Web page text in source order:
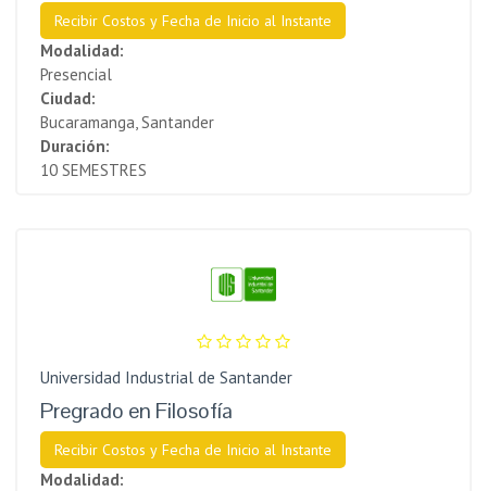
Recibir Costos y Fecha de Inicio al Instante
Modalidad:
Presencial
Ciudad:
Bucaramanga, Santander
Duración:
10 SEMESTRES
Universidad Industrial de Santander
Pregrado en Filosofía
Recibir Costos y Fecha de Inicio al Instante
Modalidad: